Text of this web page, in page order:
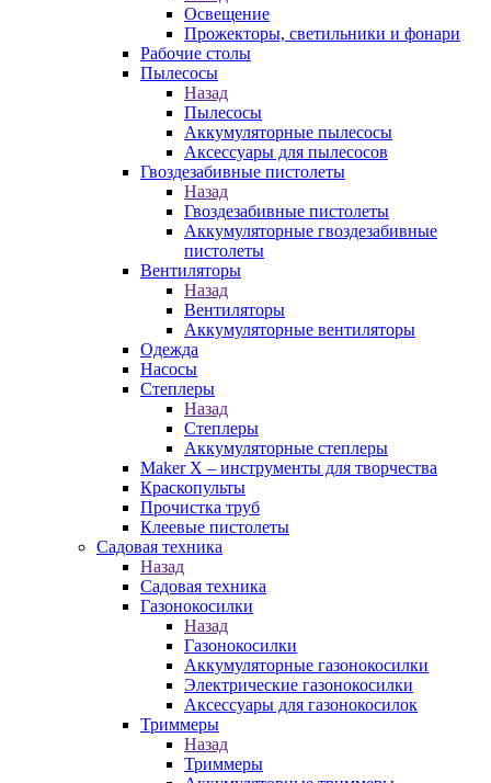
Освещение
Прожекторы, светильники и фонари
Рабочие столы
Пылесосы
Назад
Пылесосы
Аккумуляторные пылесосы
Аксессуары для пылесосов
Гвоздезабивные пистолеты
Назад
Гвоздезабивные пистолеты
Аккумуляторные гвоздезабивные
пистолеты
Вентиляторы
Назад
Вентиляторы
Аккумуляторные вентиляторы
Одежда
Насосы
Степлеры
Назад
Степлеры
Аккумуляторные степлеры
Maker X – инструменты для творчества
Краскопульты
Прочистка труб
Клеевые пистолеты
Садовая техника
Назад
Садовая техника
Газонокосилки
Назад
Газонокосилки
Аккумуляторные газонокосилки
Электрические газонокосилки
Аксессуары для газонокосилок
Триммеры
Назад
Триммеры